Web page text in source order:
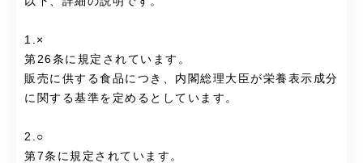
1.×
第26条に規定されています。
販売に供する食品につき、内閣総理大臣が栄養表示成分
に関する基準を定めるとしています。
2.○
第7条に規定されています。